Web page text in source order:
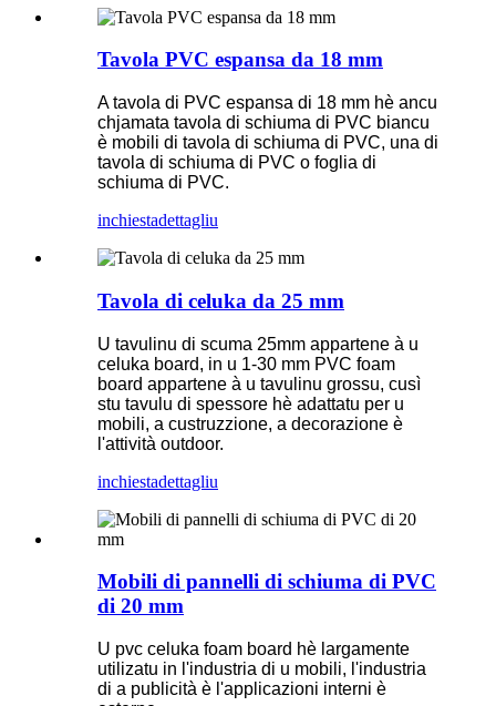
Tavola PVC espansa da 18 mm
A tavola di PVC espansa di 18 mm hè ancu
chjamata tavola di schiuma di PVC biancu
è mobili di tavola di schiuma di PVC, una di
tavola di schiuma di PVC o foglia di
schiuma di PVC.
inchiestadettagliu
Tavola di celuka da 25 mm
U tavulinu di scuma 25mm appartene à u
celuka board, in u 1-30 mm PVC foam
board appartene à u tavulinu grossu, cusì
stu tavulu di spessore hè adattatu per u
mobili, a custruzzione, a decorazione è
l'attività outdoor.
inchiestadettagliu
Mobili di pannelli di schiuma di PVC
di 20 mm
U pvc celuka foam board hè largamente
utilizatu in l'industria di u mobili, l'industria
di a publicità è l'applicazioni interni è